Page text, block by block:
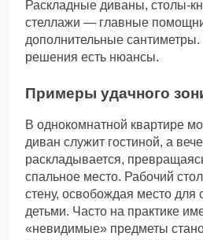
Раскладные диваны, столы-
стеллажи — главные
дополнительные
решения есть нюансы.
Примеры удачного
В однокомнатной квартире
диван служит гостиной, а
раскладывается,
спальное место. Рабочий
стену, освобождая место для
детьми. Часто на практике
«невидимые» предметы